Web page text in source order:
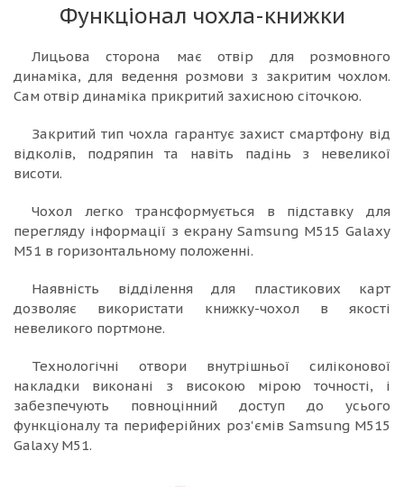
Функціонал чохла-книжки
Лицьова сторона має отвір для розмовного
динаміка, для ведення розмови з закритим чохлом.
Сам отвір динаміка прикритий захисною сіточкою.
Закритий тип чохла гарантує захист смартфону від
відколів, подряпин та навіть падінь з невеликої
висоти.
Чохол легко трансформується в підставку для
перегляду інформації з екрану Samsung M515 Galaxy
M51 в горизонтальному положенні.
Наявність відділення для пластикових карт
дозволяє використати книжку-чохол в якості
невеликого портмоне.
Технологічні отвори внутрішньої силіконової
накладки виконані з високою мірою точності, і
забезпечують повноцінний доступ до усього
функціоналу та периферійних роз'ємів Samsung M515
Galaxy M51.